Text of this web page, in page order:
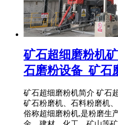
矿石超细磨粉机
石磨粉设备_矿石
矿石超细磨粉机简介 矿石
矿石粉磨机、石料粉磨机
俗称超细磨粉机,是粉磨生